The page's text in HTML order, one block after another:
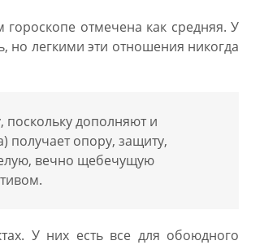
отмечена как средняя. У
но легкими эти отношения никогда
дополняют и
получает опору, защиту,
вечно щебечущую
У них есть все для обоюдного